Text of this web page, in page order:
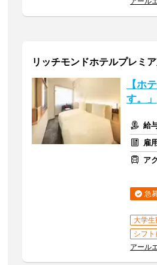
リッチモンドホテルプレミ
【ホ
す。」
給
雇
ア
急
大学生
シフ
アール